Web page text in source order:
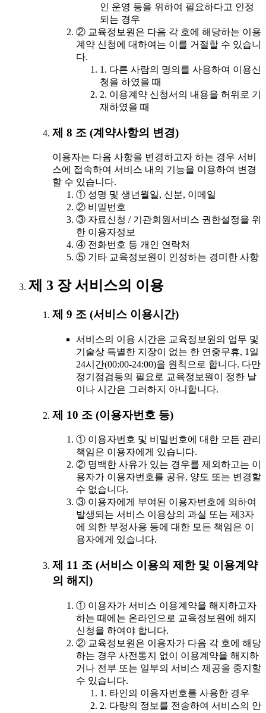
인 운영 등을 위하여 필요하다고 인정
되는 경우
② 교육정보원은 다음 각 호에 해당하는 이용
계약 신청에 대하여는 이를 거절할 수 있습니
다.
1. 다른 사람의 명의를 사용하여 이용신
청을 하였을 때
2. 이용계약 신청서의 내용을 허위로 기
재하였을 때
제 8 조 (계약사항의 변경)
이용자는 다음 사항을 변경하고자 하는 경우 서비
스에 접속하여 서비스 내의 기능을 이용하여 변경
할 수 있습니다.
① 성명 및 생년월일, 신분, 이메일
② 비밀번호
③ 자료신청 / 기관회원서비스 권한설정을 위
한 이용자정보
④ 전화번호 등 개인 연락처
⑤ 기타 교육정보원이 인정하는 경미한 사항
제 3 장 서비스의 이용
제 9 조 (서비스 이용시간)
서비스의 이용 시간은 교육정보원의 업무 및
기술상 특별한 지장이 없는 한 연중무휴, 1일
24시간(00:00-24:00)을 원칙으로 합니다. 다만
정기점검등의 필요로 교육정보원이 정한 날
이나 시간은 그러하지 아니합니다.
제 10 조 (이용자번호 등)
① 이용자번호 및 비밀번호에 대한 모든 관리
책임은 이용자에게 있습니다.
② 명백한 사유가 있는 경우를 제외하고는 이
용자가 이용자번호를 공유, 양도 또는 변경할
수 없습니다.
③ 이용자에게 부여된 이용자번호에 의하여
발생되는 서비스 이용상의 과실 또는 제3자
에 의한 부정사용 등에 대한 모든 책임은 이
용자에게 있습니다.
제 11 조 (서비스 이용의 제한 및 이용계약
의 해지)
① 이용자가 서비스 이용계약을 해지하고자
하는 때에는 온라인으로 교육정보원에 해지
신청을 하여야 합니다.
② 교육정보원은 이용자가 다음 각 호에 해당
하는 경우 사전통지 없이 이용계약을 해지하
거나 전부 또는 일부의 서비스 제공을 중지할
수 있습니다.
1. 타인의 이용자번호를 사용한 경우
2. 다량의 정보를 전송하여 서비스의 안